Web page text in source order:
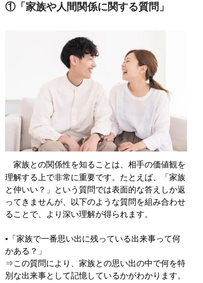
①「家族や人間関係に関する質問」
家族との関係性を知ることは、相手の価値観を
理解する上で非常に重要です。たとえば、「家族
と仲いい？」という質問では表面的な答えしか返
ってきませんが、以下のような質問を組み合わせ
ることで、より深い理解が得られます。
•「家族で一番思い出に残っている出来事って何
かある？」
⇒この質問により、家族との思い出の中で何を特
別な出来事として記憶しているかがわかります。